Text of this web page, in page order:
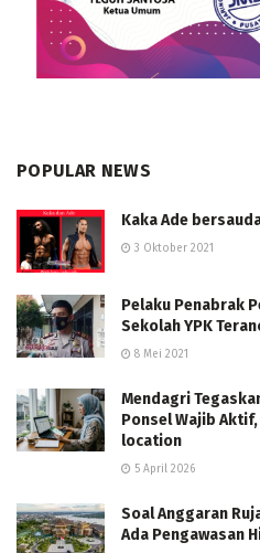
POPULAR NEWS
Kaka Ade
3 Oktober 2021
Pelaku Penabrak
Sekolah YPK
8 Mei 2021
Mendagri
Ponsel Wajib
location
5 April 2026
Soal Anggaran
Ada Pengawasan